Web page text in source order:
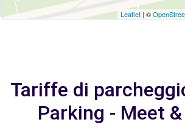
Leaflet | ©
Tariffe di
Parking - Meet